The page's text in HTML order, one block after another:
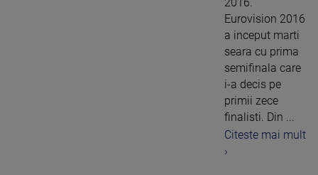
Eurovision 2016
a inceput marti
seara cu prima
semifinala care
i-a decis pe
primii zece
finalisti. Din ...
Citeste mai mult
›